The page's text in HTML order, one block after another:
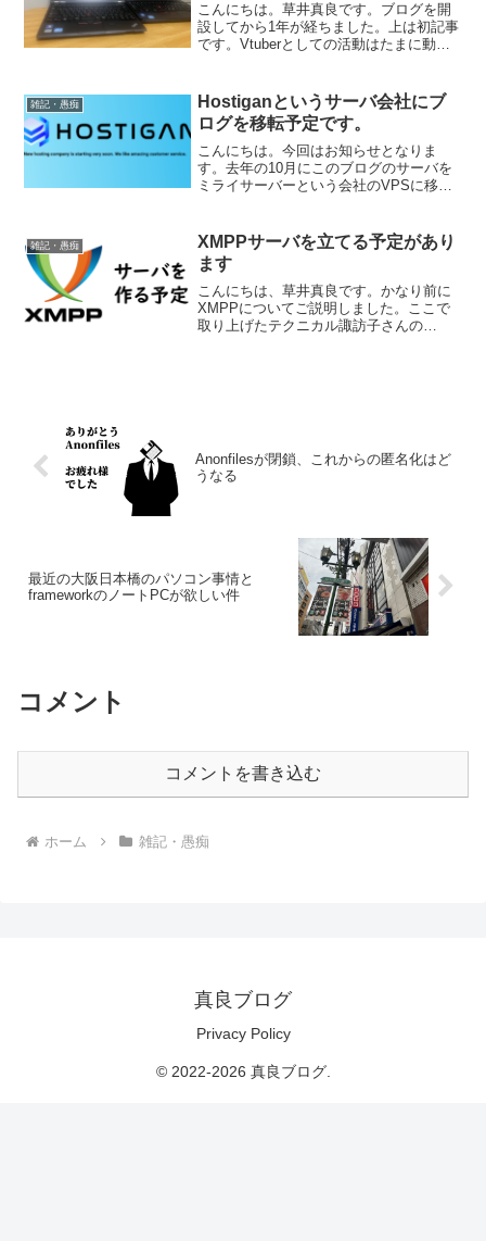
こんにちは。草井真良です。ブログを開
設してから1年が経ちました。上は初記事
です。Vtuberとしての活動はたまに動画
るくらいには夢中になれています。継続
は力なりと言いま...
雑記・愚痴
Hostiganというサーバ会社にブ
ログを移転予定です。
こんにちは。今回はお知らせとなりま
す。去年の10月にこのブログのサーバを
ミライサーバーという会社のVPSに移転
度）で、これはどうしようもないという
事を知ったのでよ...
雑記・愚痴
XMPPサーバを立てる予定があり
ます
こんにちは、草井真良です。かなり前に
XMPPについてご説明しました。ここで
取り上げたテクニカル諏訪子さんの
Anonfilesが閉鎖、これからの匿名化はど
うなる
最近の大阪日本橋のパソコン事情と
frameworkのノートPCが欲しい件
コメント
コメントを書き込む
ホーム 雑記・愚痴
真良ブログ
Privacy Policy
© 2022-2026 真良ブログ.